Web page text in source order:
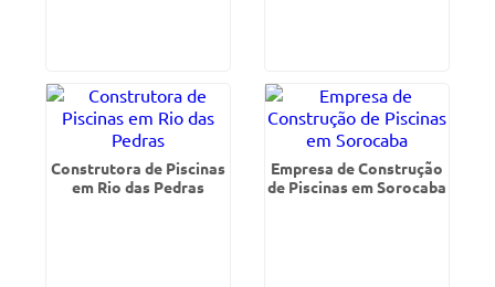
Construtora de Piscinas
em Rio das Pedras
Empresa de Construção
de Piscinas em Sorocaba